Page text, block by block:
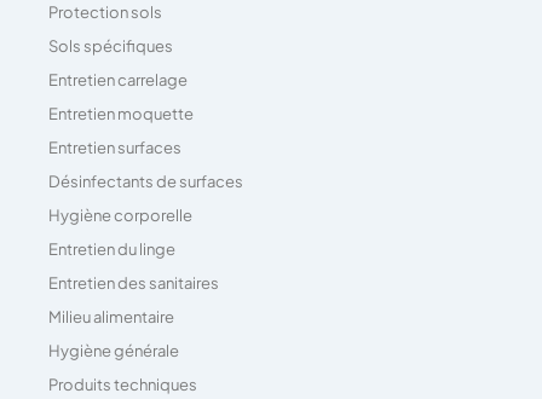
Protection sols
Sols spécifiques
Entretien carrelage
Entretien moquette
Entretien surfaces
Désinfectants de surfaces
Hygiène corporelle
Entretien du linge
Entretien des sanitaires
Milieu alimentaire
Hygiène générale
Produits techniques